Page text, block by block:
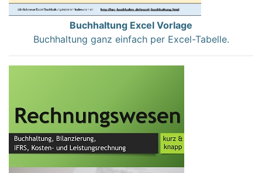
Buchhaltung Excel Vorlage
Buchhaltung ganz einfach per Excel-Tabelle.